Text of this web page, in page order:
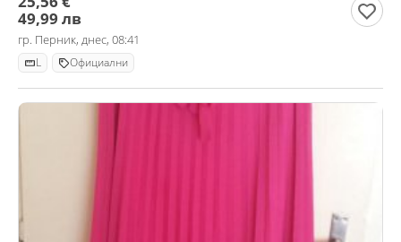
49,99 лв
гр. Перник, днес, 08:41
L Официални